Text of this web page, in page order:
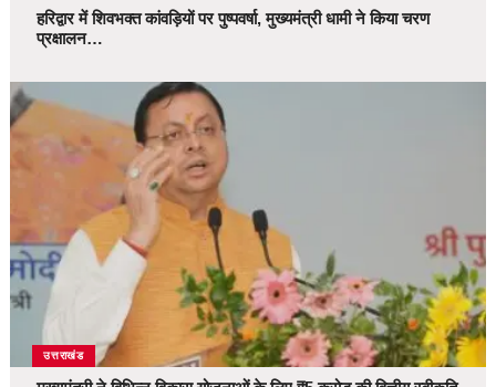
हरिद्वार में शिवभक्त कांवड़ियों पर पुष्पवर्षा, मुख्यमंत्री धामी ने किया चरण
प्रक्षालन…
उत्तराखंड